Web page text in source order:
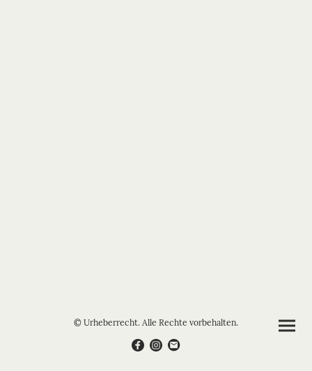
© Urheberrecht. Alle Rechte vorbehalten.